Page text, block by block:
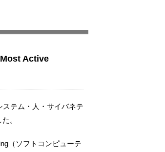
Most Active
テム・人・サイバネテ
。
（ソフトコンピューテ